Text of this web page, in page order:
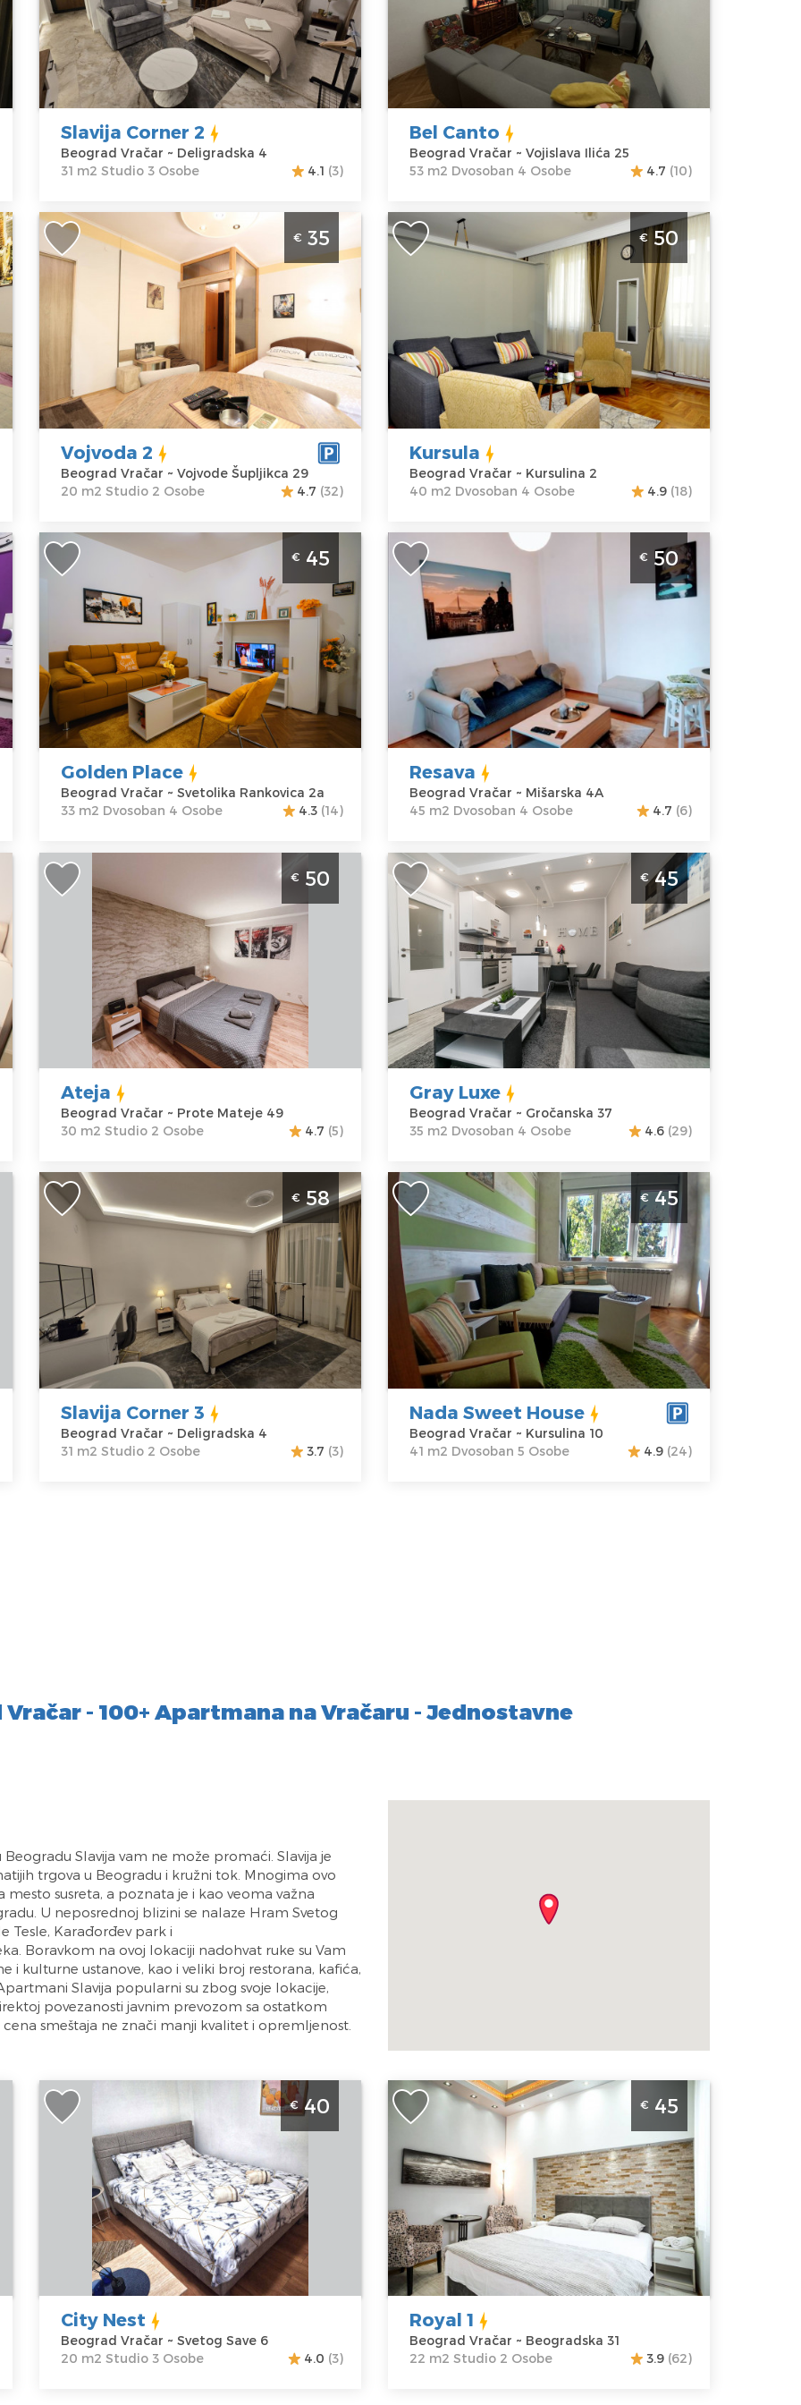
Beograd
Lokacija:
Beograd
Vračar
Adresa:
Deligradska 4
Cena50 €
Gosti:3
Kvadratura :31
m2
Struktura :
Studio
Slavija Corner 2
Beograd Vračar ~ Deligradska 4
31 m2 Studio 3 Osobe
4.1 (3)
Lokacija:
Beograd
Vračar
Adresa:
Vojislava Ilića
Cena50 €
Gosti:4
Kvadratura :
53
m2
Struktura :
Dvosoban
Bel Canto
Beograd Vračar ~ Vojislava Ilića 25
53 m2 Dvosoban 4 Osobe
4.7 (10)
Studio Apartman Vojvoda 2 Beograd
Vračar
Beograd
Lokacija:
Beograd
Vračar
Vojvode
Šupljikca 29
Cena
35 €
Gosti: 2
Kvadratura :
m2
Struktura :
Studio
€ 35
Vojvoda 2
Beograd Vračar ~ Vojvode Šupljikca 29
20 m2 Studio 2 Osobe
4.7 (32)
Dvosoban Apartman Kursula Beograd
Vracar blizu Kalenic pijace, za 4 osobe.
Cena od 60 evra dan.
Lokacija:
Beograd
Vračar
Adresa:
Kursulina 2
Cena
50 €
Gosti:4
Kvadratura : 40
m2
Struktura :
Dvosoban
€50
Kursula
Beograd Vračar ~ Kursulina 2
40 m2 Dvosoban 4 Osobe
4.9 (18)
Dvosoban Apartman Golden Place
Beograd Vracar Apartman se nalazi u
mirnom delu Vračara u zgradi, na
visokom prizemju
Beograd
Lokacija:
Beograd
Vračar
Adresa:
Svetolika
Rankovica 2a
Cena45 €
Gosti:4
Kvadratura :33
m2
Struktura :
Dvosoban
€ 45
Golden Place
Beograd Vračar ~ Svetolika Rankovica 2a
33 m2 Dvosoban 4 Osobe
4.3 (14)
Dvosoban Apartman Resava Beograd
Vračar Apartman za 4 osobe blizu svih
centralnih znamenitosti
Beograd
Beograd
Vračar
Adresa:
Mišarska 4A
Cena
Gosti:
Kvadratura :45
m2
Struktura :
Dvosoban
€ 50
Resava
Beograd Vračar ~ Mišarska 4A
45 m2 Dvosoban 4 Osobe
4.7 (6)
Studio Apartman Ateja Beograd Vracar.
Namenjen za 2 osobe u blizini Slavije.
Beograd
Lokacija:
Beograd
Adresa:Prote
Mateje 49
50 €
Gosti:
2
Kvadratura :
m2
Struktura :
Studio
€ 50
Ateja
Beograd Vračar ~ Prote Mateje 49
30 m2 Studio 2 Osobe
4.7 (5)
Dvosoban Apartman Gray Luxe
Beograd Vracar Stan se nalazi u
prizemlju zgrade, ima sopstveni ulaz i
dvorište u kome se mozete opustiti i
uživati uz kafu.
Beograd
Lokacija:
Beograd
Vračar
Adresa:
Gročanska 37
Cena45 €
Gosti:
Kvadratura :
35
m2
Dvosoban
€45
Gray Luxe
Beograd Vračar ~ Gročanska 37
35 m2 Dvosoban 4 Osobe
4.6 (29)
Studio Apartman Slavija Corner 3
Beograd Vračar. Smešten je na prvom
spratu stambene zgrade, površine je
31m2 i idealan je za udoban boravak do
2 osobe.
Beograd
Lokacija:
Vračar
Adresa:
Deligradska 4
Cena58 €
Gosti:2
Kvadratura :31
m2
Struktura :
Studio
€ 58
Slavija Corner 3
Beograd Vračar ~ Deligradska 4
31 m2 Studio 2 Osobe
3.7 (3)
Dvosoban Apartman Nada Sweet
House Beograd Vracar. Na samo
nekoliko minuta hoda od Hrama Svetog
Save.
Beograd
Lokacija:
Beograd
Vračar
Adresa:
Kursulina 10
Cena45 €
Gosti:5
Kvadratura :
41
m2
Struktura :
Dvosoban
€45
Nada Sweet House
Beograd Vračar ~ Kursulina 10
41 m2 Dvosoban 5 Osobe
4.9 (24)
- 100+ Apartmana na Vračaru - Jednostavne
Beogradu Slavija vam ne može promaći. Slavija je
trgova u Beogradu i kružni tok. Mnogima ovo
mesto susreta, a poznata je i kao veoma važna
U neposrednoj blizini se nalaze Hram Svetog
Tesle, Karađorđev park i
Boravkom na ovoj lokaciji nadohvat ruke su Vam
i kulturne ustanove, kao i veliki broj restorana, kafića,
Slavija popularni su zbog svoje lokacije,
povezanosti javnim prevozom sa ostatkom
smeštaja ne znači manji kvalitet i opremljenost.
Studio Apartman City Nest Beograd Vracar
apartman na Slaviji, povrsine 20m2, idealan za 3
osobe
Beograd
Lokacija:
Beograd
Adresa:Svetog
Cena40 €
Gosti:3
Kvadratura :20
m2
Struktura :
Studio
€40
City Nest
Beograd Vračar ~ Svetog Save 6
20 m2 Studio 3 Osobe
4.0 (3)
Apartman Royal 1 u Beogradu se nalazi u
Beogradskoj ulici. Prosecna cena ovog
apartmana je 35€. Apartman Royal je idealan
za smestaj do 2 osobe. Minimum 1 noc.
Beograd
Beograd
Vračar
Adresa:
Beogradska 31
Cena45 €
Gosti:2
Kvadratura :22
m2
Struktura :
Studio
€ 45
Royal 1
Beograd Vračar ~ Beogradska 31
22 m2 Studio 2 Osobe
3.9 (62)